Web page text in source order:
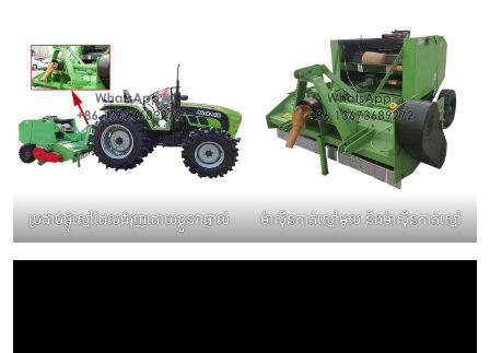
ប្រដាប់ផ្លុំស្មៅដែលជំរុញដោយខ្លួនវាផ្ទាល់ ម៉ាស៊ីនកាត់ស្មៅមូល និងម៉ាស៊ីនកាត់ស្មៅ